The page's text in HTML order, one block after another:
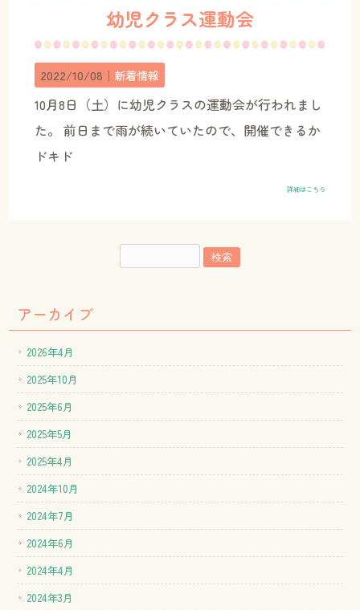
幼児クラス運動会
2022/10/08｜ 新着情報
10月8日（土）に幼児クラスの運動会が行われまし
た。 前日まで雨が続いていたので、開催できるか
ドキド
詳細はこちら
アーカイブ
2026年4月
2025年10月
2025年6月
2025年5月
2025年4月
2024年10月
2024年7月
2024年6月
2024年4月
2024年3月